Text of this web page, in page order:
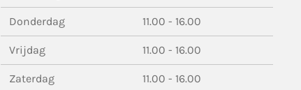
Donderdag 11.00 - 16.00
Vrijdag 11.00 - 16.00
Zaterdag 11.00 - 16.00